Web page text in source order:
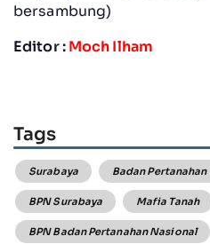
bersambung)
Editor :Moch Ilham
Tags
Surabaya Badan Pertanahan
BPN Surabaya Mafia Tanah
BPN Badan Pertanahan Nasional